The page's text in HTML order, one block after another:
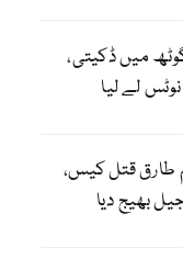
میں ڈکیتی،
لے لیا
قتل کیس،
بھیج دیا